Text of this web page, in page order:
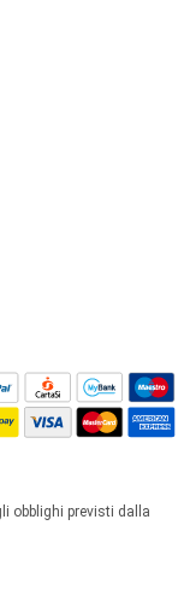
obblighi previsti dalla